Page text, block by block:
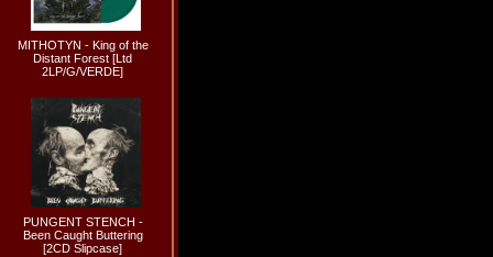
MITHOTYN - King of the
Distant Forest [Ltd
2LP/G/VERDE]
PUNGENT STENCH -
Been Caught Buttering
[2CD Slipcase]